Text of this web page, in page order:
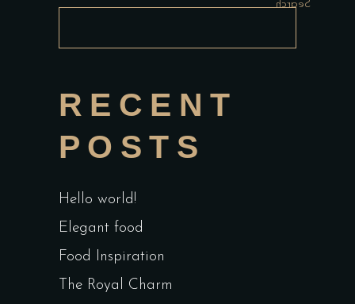
Search
RECENT
POSTS
Hello world!
Elegant food
Food Inspiration
The Royal Charm